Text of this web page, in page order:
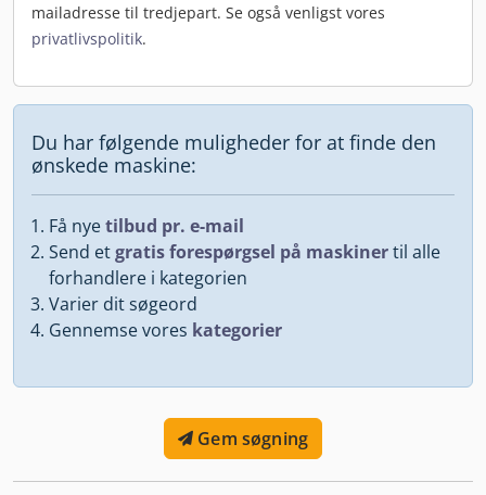
mailadresse til tredjepart. Se også venligst vores
privatlivspolitik.
Du har følgende muligheder for at finde den
ønskede maskine:
Få nyetilbud pr. e-mail
Send etgratis forespørgsel på maskinertil alle
forhandlere i kategorien
Varier dit søgeord
Gennemse vores kategorier
Gem søgning